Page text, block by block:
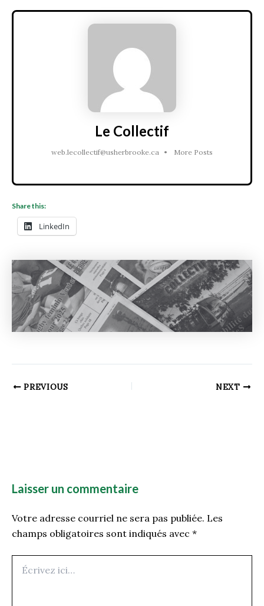
Le Collectif
web.lecollectif@usherbrooke.ca • More Posts
Share this:
LinkedIn
PREVIOUS NEXT
Laisser un commentaire
Votre adresse courriel ne sera pas publiée. Les
champs obligatoires sont indiqués avec *
ici…